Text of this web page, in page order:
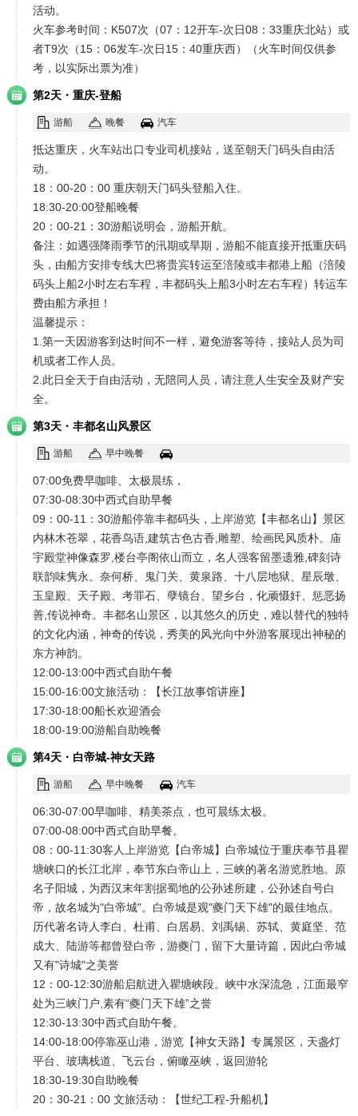
活动。
火车参考时间：K507次（07：12开车-次日08：33重庆北站）或
者T9次（15：06发车-次日15：40重庆西）（火车时间仅供参
考，以实际出票为准）
第2天 · 重庆-登船
游船 晚餐 汽车
抵达重庆，火车站出口专业司机接站，送至朝天门码头自由活
动。
18：00-20：00 重庆朝天门码头登船入住。
18:30-20:00登船晚餐
20：00-21：30游船说明会，游船开航。
备注：如遇强降雨季节的汛期或旱期，游船不能直接开抵重庆码
头，由船方安排专线大巴将贵宾转运至涪陵或丰都港上船（涪陵
码头上船2小时左右车程，丰都码头上船3小时左右车程）转运车
费由船方承担！
温馨提示：
1.第一天因游客到达时间不一样，避免游客等待，接站人员为司
机或者工作人员。
2.此日全天于自由活动，无陪同人员，请注意人生安全及财产安
全。
第3天 · 丰都名山风景区
游船 早中晚餐
07:00免费早咖啡、太极晨练，
07:30-08:30中西式自助早餐
09：00-11：30游船停靠丰都码头，上岸游览【丰都名山】景区
内林木苍翠，花香鸟语,建筑古色古香,雕塑、绘画民风质朴。庙
宇殿堂神像森罗,楼台亭阁依山而立，名人强客留墨遗雅,碑刻诗
联韵味隽永。奈何桥、鬼门关、黄泉路、十八层地狱、星辰墩、
玉皇殿、天子殿、考罪石、孽镜台、望乡台，化顽慑奸、惩恶扬
善,传说神奇。丰都名山景区，以其悠久的历史，难以替代的独特
的文化内涵，神奇的传说，秀美的风光向中外游客展现出神秘的
东方神韵。
12:00-13:00中西式自助午餐
15:00-16:00文旅活动：【长江故事馆讲座】
17:30-18:00船长欢迎酒会
18:00-19:00游船自助晚餐
第4天 · 白帝城-神女天路
游船 早中晚餐 汽车
06:30-07:00早咖啡、精美茶点，也可晨练太极。
07:00-08:00中西式自助早餐。
08：00-11:30客人上岸游览【白帝城】白帝城位于重庆奉节县瞿
塘峡口的长江北岸，奉节东白帝山上，三峡的著名游览胜地。原
名子阳城，为西汉末年割据蜀地的公孙述所建，公孙述自号白
帝，故名城为"白帝城"。白帝城是观"夔门天下雄"的最佳地点。
历代著名诗人李白、杜甫、白居易、刘禹锡、苏轼、黄庭坚、范
成大、陆游等都曾登白帝，游夔门，留下大量诗篇，因此白帝城
又有"诗城"之美誉
12：00-12:30游船启航进入瞿塘峡段。峡中水深流急，江面最窄
处为三峡门户,素有“夔门天下雄”之誉
12:30-13:30中西式自助午餐。
14:00-18:00停靠巫山港，游览【神女天路】专属景区，天盏灯
平台、玻璃栈道、飞云台，俯瞰巫峡，返回游轮
18:30-19:30自助晚餐
20：30-21：00 文旅活动：【世纪工程-升船机】